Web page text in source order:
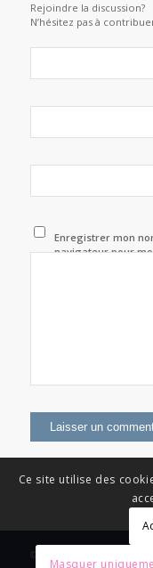
Rejoindre la discussion?
N’hésitez pas à
Enregistrer mon
navigateur pour
© Copyright - News
Ce site utilise des
Masquer